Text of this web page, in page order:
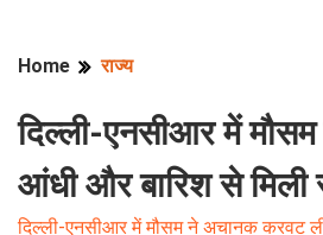
Home राज्य
दिल्ली-एनसीआर में
आंधी और बारिश से मिली
दिल्ली-एनसीआर में मौसम ने अचानक करवट